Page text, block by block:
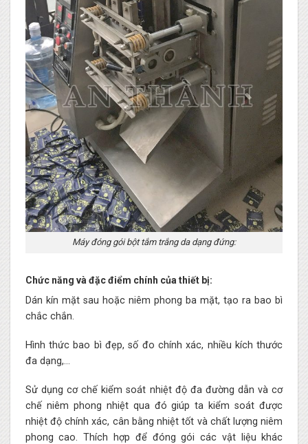
Máy đóng gói bột tắm trắng da dạng đứng:
Chức năng và đặc điểm chính của thiết bị:
Dán kín mặt sau hoặc niêm phong ba mặt, tạo ra bao bì
chắc chắn.
Hình thức bao bì đẹp, số đo chính xác, nhiều kích thước
đa dạng,…
Sử dụng cơ chế kiểm soát nhiệt độ đa đường dẫn và cơ
chế niêm phong nhiệt qua đó giúp ta kiểm soát được
nhiệt độ chính xác, cân bằng nhiệt tốt và chất lượng niêm
phong cao. Thích hợp để đóng gói các vật liệu khác